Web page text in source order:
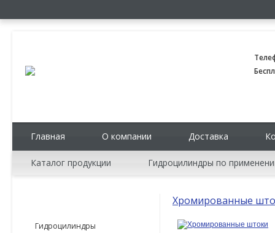
Главная О компании Доставка
Каталог продукции Гидроцилиндры по
Хромированные
Гидроцилиндры